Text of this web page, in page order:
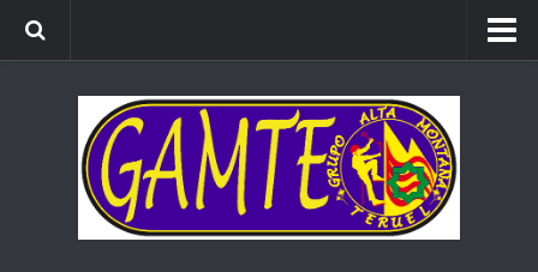
ESCALADA
BARRANCOS